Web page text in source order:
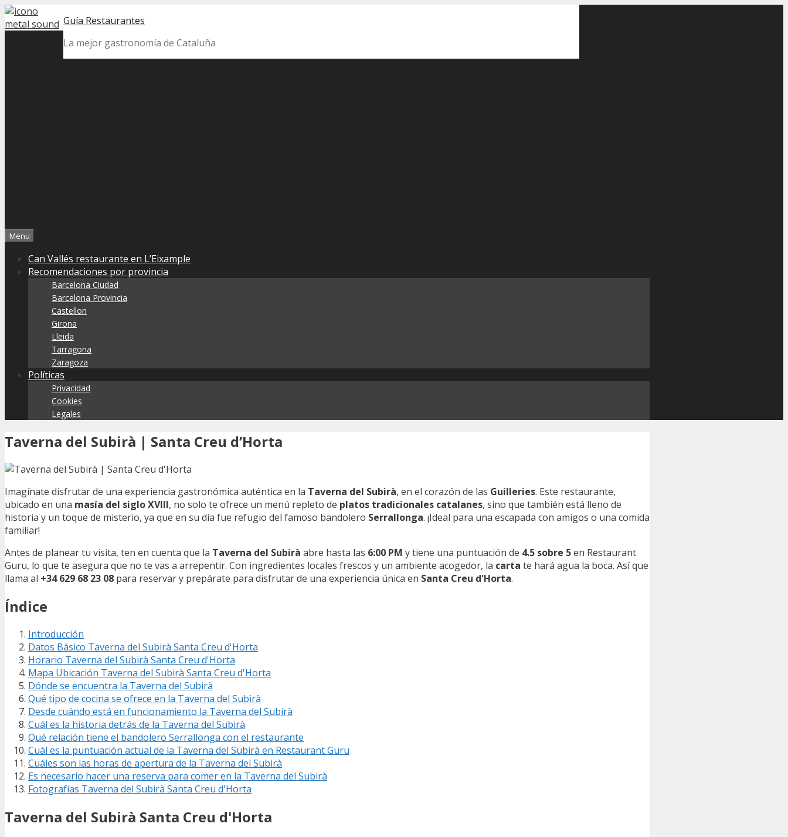
Skip
to
Guía Restaurantes
La mejor gastronomía de Cataluña
Menu
Can Vallés restaurante en L’Eixample
Recomendaciones por provincia
Barcelona Ciudad
Barcelona Provincia
Castellon
Girona
Lleida
Tarragona
Zaragoza
Políticas
Privacidad
Cookies
Legales
Taverna del Subirà | Santa Creu d’Horta
Imagínate disfrutar de una experiencia gastronómica auténtica en la Taverna del Subirà, en el corazón de las Guilleries. Este restaurante,
ubicado en una masía del siglo XVIII, no solo te ofrece un menú repleto de platos tradicionales catalanes, sino que también está lleno de
historia y un toque de misterio, ya que en su día fue refugio del famoso bandolero Serrallonga. ¡Ideal para una escapada con amigos o una comida
familiar!
Antes de planear tu visita, ten en cuenta que la Taverna del Subirà abre hasta las 6:00 PM y tiene una puntuación de 4.5 sobre 5en Restaurant
Guru, lo que te asegura que no te vas a arrepentir. Con ingredientes locales frescos y un ambiente acogedor, la carta te hará agua la boca. Así que
llama al +34 629 68 23 08 para reservar y prepárate para disfrutar de una experiencia única en Santa Creu d'Horta.
Índice
Introducción
Datos Básico Taverna del Subirà Santa Creu d'Horta
Horario Taverna del Subirà Santa Creu d'Horta
Mapa Ubicación Taverna del Subirà Santa Creu d'Horta
Dónde se encuentra la Taverna del Subirà
Qué tipo de cocina se ofrece en la Taverna del Subirà
Desde cuándo está en funcionamiento la Taverna del Subirà
Cuál es la historia detrás de la Taverna del Subirà
Qué relación tiene el bandolero Serrallonga con el restaurante
Cuál es la puntuación actual de la Taverna del Subirà en Restaurant Guru
Cuáles son las horas de apertura de la Taverna del Subirà
Es necesario hacer una reserva para comer en la Taverna del Subirà
Fotografías Taverna del Subirà Santa Creu d'Horta
Taverna del Subirà Santa Creu d'Horta